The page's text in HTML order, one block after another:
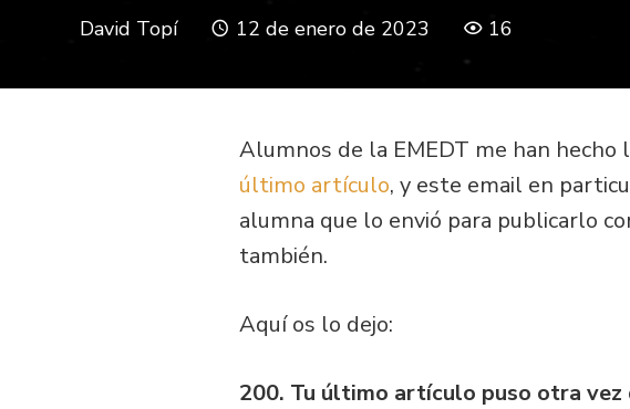
David Topí 12 de enero de 2023 16
Alumnos de la EMEDT me han
último artículo, y este email en
alumna que lo envió para publicarlo
también.
Aquí os lo dejo:
200. Tu último artículo puso otra vez